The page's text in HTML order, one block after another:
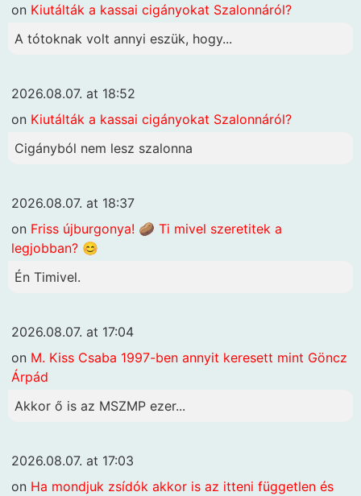
on Kiutálták a kassai cigányokat Szalonnáról?
A tótoknak volt annyi eszük, hogy...
2026.08.07. at 18:52
on Kiutálták a kassai cigányokat Szalonnáról?
Cigányból nem lesz szalonna
2026.08.07. at 18:37
on Friss újburgonya! 🥔 Ti mivel szeretitek a
legjobban? 😊
Én Timivel.
2026.08.07. at 17:04
on M. Kiss Csaba 1997-ben annyit keresett mint Göncz
Árpád
Akkor ő is az MSZMP ezer...
2026.08.07. at 17:03
on Ha mondjuk zsídók akkor is az itteni független és